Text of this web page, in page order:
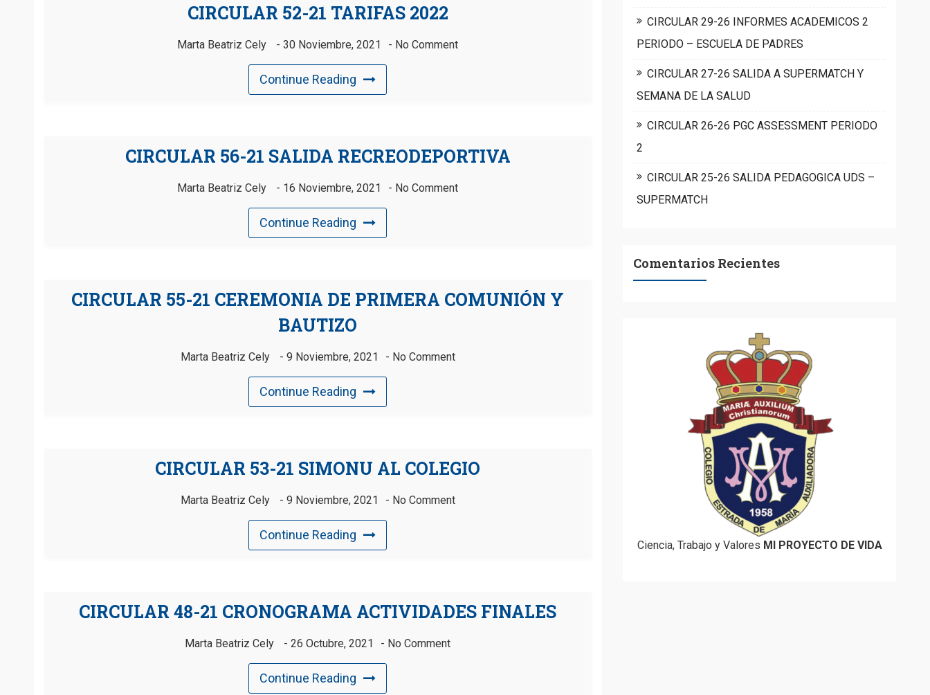
CIRCULAR 52-21 TARIFAS 2022
Marta Beatriz Cely 30 Noviembre, 2021 No Comment
Continue Reading
CIRCULAR 56-21 SALIDA RECREODEPORTIVA
Marta Beatriz Cely 16 Noviembre, 2021 No Comment
Continue Reading
CIRCULAR 55-21 CEREMONIA DE PRIMERA COMUNIÓN Y
BAUTIZO
Marta Beatriz Cely 9 Noviembre, 2021 No Comment
Continue Reading
CIRCULAR 53-21 SIMONU AL COLEGIO
Marta Beatriz Cely 9 Noviembre, 2021 No Comment
Continue Reading
CIRCULAR 48-21 CRONOGRAMA ACTIVIDADES FINALES
Marta Beatriz Cely 26 Octubre, 2021 No Comment
Continue Reading
CIRCULAR 29-26 INFORMES ACADEMICOS 2
PERIODO – ESCUELA DE PADRES
CIRCULAR 27-26 SALIDA A SUPERMATCH Y
SEMANA DE LA SALUD
CIRCULAR 26-26 PGC ASSESSMENT PERIODO
2
CIRCULAR 25-26 SALIDA PEDAGOGICA UDS –
SUPERMATCH
Comentarios Recientes
Ciencia, Trabajo y Valores MI PROYECTO DE VIDA